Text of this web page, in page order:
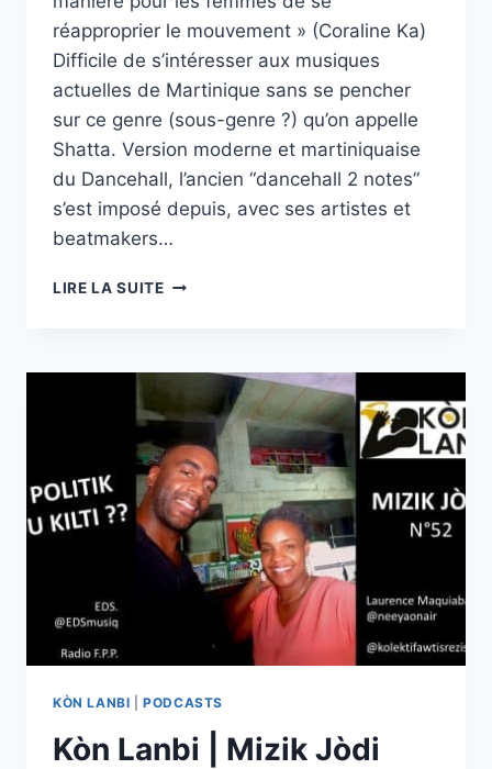
réapproprier le mouvement » (Coraline Ka)
Difficile de s’intéresser aux musiques
actuelles de Martinique sans se pencher
sur ce genre (sous-genre ?) qu’on appelle
Shatta. Version moderne et martiniquaise
du Dancehall, l’ancien “dancehall 2 notes”
s’est imposé depuis, avec ses artistes et
beatmakers…
LIRE LA SUITEKÒN
JÒDI
N°53
AVEC
CORALINE
KA
ET
DJ
GREG
–
MIZIK
06/02/22
KÒN LANBI |PODCASTS
Kòn Lanbi | Mizik Jòdi